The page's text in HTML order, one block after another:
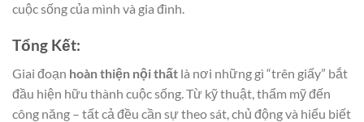
cuộc sống của mình và gia đình.
Tổng Kết:
Giai đoạn hoàn thiện nội thất là nơi những gì “trên giấy” bắt
đầu hiện hữu thành cuộc sống. Từ kỹ thuật, thẩm mỹ đến
công năng – tất cả đều cần sự theo sát, chủ động và hiểu biết